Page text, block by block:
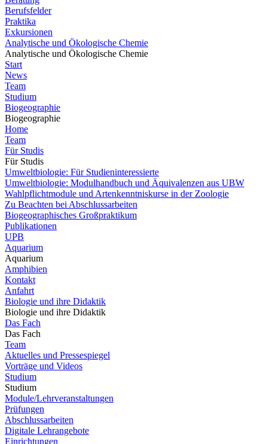
Berufsfelder
Praktika
Exkursionen
Analytische und Ökologische Chemie
Analytische und Ökologische Chemie
Start
News
Team
Studium
Biogeographie
Biogeographie
Home
Team
Für Studis
Für Studis
Umweltbiologie: Für Studieninteressierte
Umweltbiologie: Modulhandbuch und Äquivalenzen aus UBW
Wahlpflichtmodule und Artenkenntniskurse in der Zoologie
Zu Beachten bei Abschlussarbeiten
Biogeographisches Großpraktikum
Publikationen
UPB
Aquarium
Aquarium
Amphibien
Kontakt
Anfahrt
Biologie und ihre Didaktik
Biologie und ihre Didaktik
Das Fach
Das Fach
Team
Aktuelles und Pressespiegel
Vorträge und Videos
Studium
Studium
Module/Lehrveranstaltungen
Prüfungen
Abschlussarbeiten
Digitale Lehrangebote
Einrichtungen